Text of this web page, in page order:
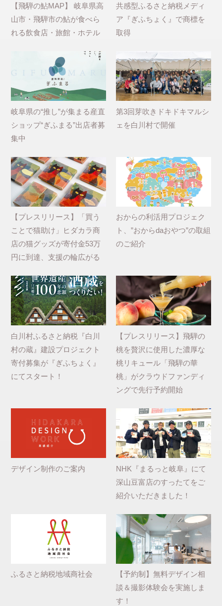
【飛騨の鮎MAP】 岐阜県高
山市・飛騨市の鮎が食べら
れる飲食店・旅館・ホテル
共感型ふるさと納税メディ
ア『ぎふちょく』で商標を
取得
岐阜県の“推し”が集まる産直
ショップ“ぎふまる”出店者募
集中
第3回芽吹きドキドキマルシ
ェを白川村で開催
【プレスリリース】「買う
ことで猫助け」ヒダカラ商
店の猫グッズが寄付金53万
円に到達、支援の輪広がる
おからの利活用プロジェク
ト、”おからdaおやつ”の取組
のご紹介
白川村ふるさと納税『白川
村の蔵』建設プロジェクト
寄付募集が『ぎふちょく』
にてスタート！
【プレスリリース】飛騨の
桃を贅沢に使用した濃厚な
桃リキュール「飛騨の華
桃」がクラウドファンディ
ングで先行予約開始
デザイン制作のご案内
NHK『まるっと岐阜』にて
深山豆富店のすったてをご
紹介いただきました！
ふるさと納税地域商社会
【予約制】無料デザイン相
談＆撮影体験会を実施しま
す！